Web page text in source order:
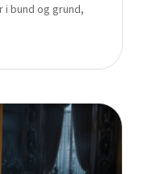
i bund og grund,